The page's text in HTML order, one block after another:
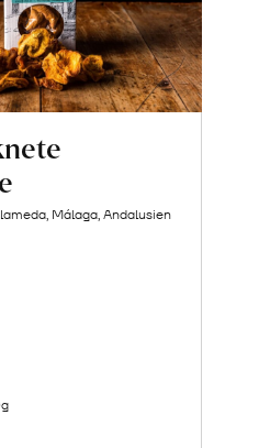
Málaga, Andalusien